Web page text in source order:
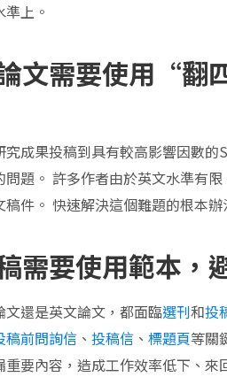
上。
文需要使用 “翻
成果投稿到具有較高影響因數
題。 許多作者由於英文水準有
件。 快速解決這個難題的根本
需要使用範本，
還是英文論文，都面臨選刊和投
稿前問詢信 、 投稿信 、 標題頁等關
要內容，造成工作效率低下、